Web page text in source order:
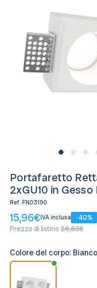
Portafaretto
2xGU10 in
Ref. FN03190
15,96€IVA inclusa
-40%
Prezzo di listino 26,60€
Colore del corpo:
Colore del corpo: